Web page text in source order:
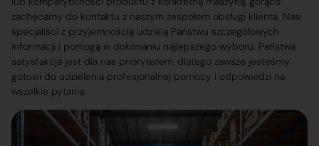
zachęcamy do kontaktu z naszym zespołem obsługi klienta. Nasi
specjaliści z przyjemnością udzielą Państwu szczegółowych
informacji i pomogą w dokonaniu najlepszego wyboru. Państwa
satysfakcja jest dla nas priorytetem, dlatego zawsze jesteśmy
gotowi do udzielenia profesjonalnej pomocy i odpowiedzi na
wszelkie pytania.